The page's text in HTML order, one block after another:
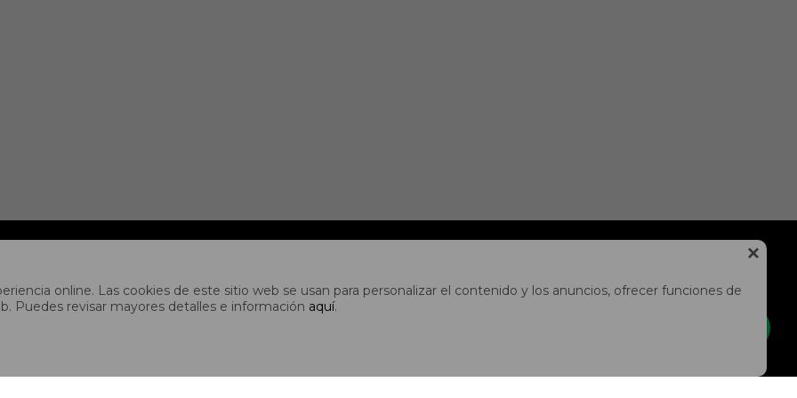

online. Las cookies de este sitio web se usan para personalizar el contenido y los anuncios, ofrecer funciones de
Puedes revisar mayores detalles e información aquí.
CUENTA
Mi cuenta
NEWSLETTER